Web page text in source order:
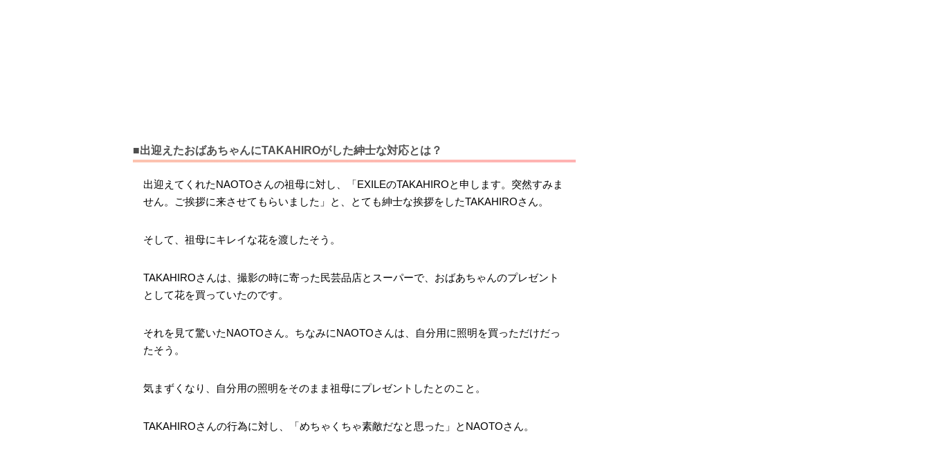
■出迎えたおばあちゃんにTAKAHIROがした紳士な対応とは？
出迎えてくれたNAOTOさんの祖母に対し、「EXILEのTAKAHIROと申します。突然すみま
せん。ご挨拶に来させてもらいました」と、とても紳士な挨拶をしたTAKAHIROさん。
そして、祖母にキレイな花を渡したそう。
TAKAHIROさんは、撮影の時に寄った民芸品店とスーパーで、おばあちゃんのプレゼント
として花を買っていたのです。
それを見て驚いたNAOTOさん。ちなみにNAOTOさんは、自分用に照明を買っただけだっ
たそう。
気まずくなり、自分用の照明をそのまま祖母にプレゼントしたとのこと。
TAKAHIROさんの行為に対し、「めちゃくちゃ素敵だなと思った」とNAOTOさん。